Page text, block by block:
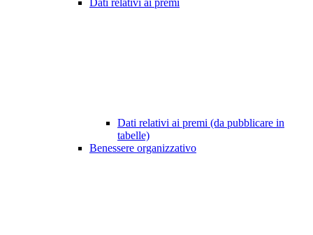
Dati relativi ai premi
Dati relativi ai premi (da pubblicare in
tabelle)
Benessere organizzativo